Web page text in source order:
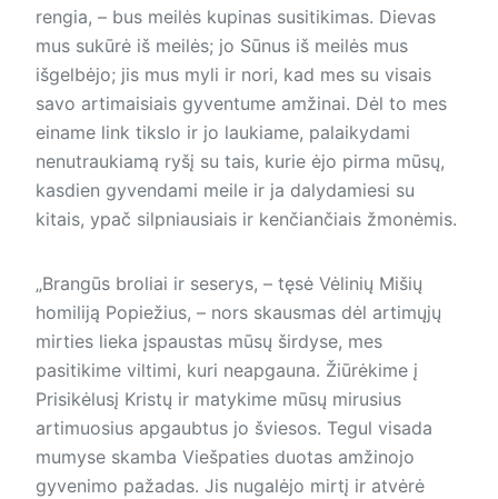
rengia, – bus meilės kupinas susitikimas. Dievas
mus sukūrė iš meilės; jo Sūnus iš meilės mus
išgelbėjo; jis mus myli ir nori, kad mes su visais
savo artimaisiais gyventume amžinai. Dėl to mes
einame link tikslo ir jo laukiame, palaikydami
nenutraukiamą ryšį su tais, kurie ėjo pirma mūsų,
kasdien gyvendami meile ir ja dalydamiesi su
kitais, ypač silp­niausiais ir kenčiančiais žmonėmis.
„Brangūs broliai ir seserys, – tęsė Vėlinių Mišių
homiliją Popiežius, – nors skausmas dėl artimųjų
mirties lieka įspaustas mūsų širdyse, mes
pasitikime viltimi, kuri neapgauna. Žiūrėkime į
Prisikėlusį Kristų ir matykime mūsų mirusius
artimuosius apgaubtus jo šviesos. Tegul visada
mumyse skamba Viešpaties duotas amžinojo
gyvenimo pažadas. Jis nugalėjo mirtį ir atvėrė